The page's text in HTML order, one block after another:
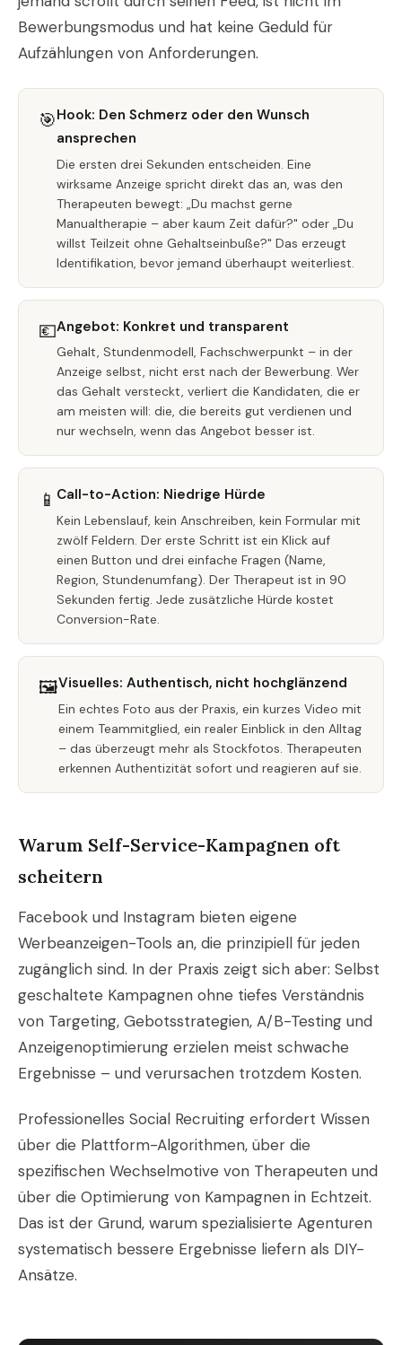
Bewerbungsmodus und hat keine Geduld für
Aufzählungen von Anforderungen.
🎯Hook: Den Schmerz oder den Wunsch
ansprechen
Die ersten drei Sekunden entscheiden. Eine
wirksame Anzeige spricht direkt das an, was den
Therapeuten bewegt: „Du machst gerne
Manualtherapie – aber kaum Zeit dafür?" oder „Du
willst Teilzeit ohne Gehaltseinbuße?" Das erzeugt
Identifikation, bevor jemand überhaupt weiterliest.
💶Angebot: Konkret und transparent
Gehalt, Stundenmodell, Fachschwerpunkt – in der
Anzeige selbst, nicht erst nach der Bewerbung. Wer
das Gehalt versteckt, verliert die Kandidaten, die er
am meisten will: die, die bereits gut verdienen und
nur wechseln, wenn das Angebot besser ist.
📱 Call-to-Action: Niedrige Hürde
Kein Lebenslauf, kein Anschreiben, kein Formular mit
zwölf Feldern. Der erste Schritt ist ein Klick auf
einen Button und drei einfache Fragen (Name,
Region, Stundenumfang). Der Therapeut ist in 90
Sekunden fertig. Jede zusätzliche Hürde kostet
Conversion-Rate.
🖼️Visuelles: Authentisch, nicht hochglänzend
Ein echtes Foto aus der Praxis, ein kurzes Video mit
einem Teammitglied, ein realer Einblick in den Alltag
– das überzeugt mehr als Stockfotos. Therapeuten
erkennen Authentizität sofort und reagieren auf sie.
Warum Self-Service-Kampagnen oft
scheitern
Facebook und Instagram bieten eigene
Werbeanzeigen-Tools an, die prinzipiell für jeden
zugänglich sind. In der Praxis zeigt sich aber: Selbst
geschaltete Kampagnen ohne tiefes Verständnis
von Targeting, Gebotsstrategien, A/B-Testing und
Anzeigenoptimierung erzielen meist schwache
Ergebnisse – und verursachen trotzdem Kosten.
Professionelles Social Recruiting erfordert Wissen
über die Plattform-Algorithmen, über die
spezifischen Wechselmotive von Therapeuten und
über die Optimierung von Kampagnen in Echtzeit.
Das ist der Grund, warum spezialisierte Agenturen
systematisch bessere Ergebnisse liefern als DIY-
Ansätze.